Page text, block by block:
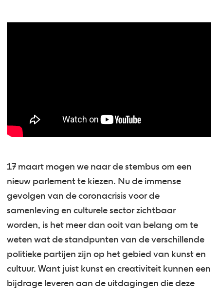
17 maart mogen we naar de stembus om een
nieuw parlement te kiezen. Nu de immense
gevolgen van de coronacrisis voor de
samenleving en culturele sector zichtbaar
worden, is het meer dan ooit van belang om te
weten wat de standpunten van de verschillende
politieke partijen zijn op het gebied van kunst en
cultuur. Want juist kunst en creativiteit kunnen een
bijdrage leveren aan de uitdagingen die deze